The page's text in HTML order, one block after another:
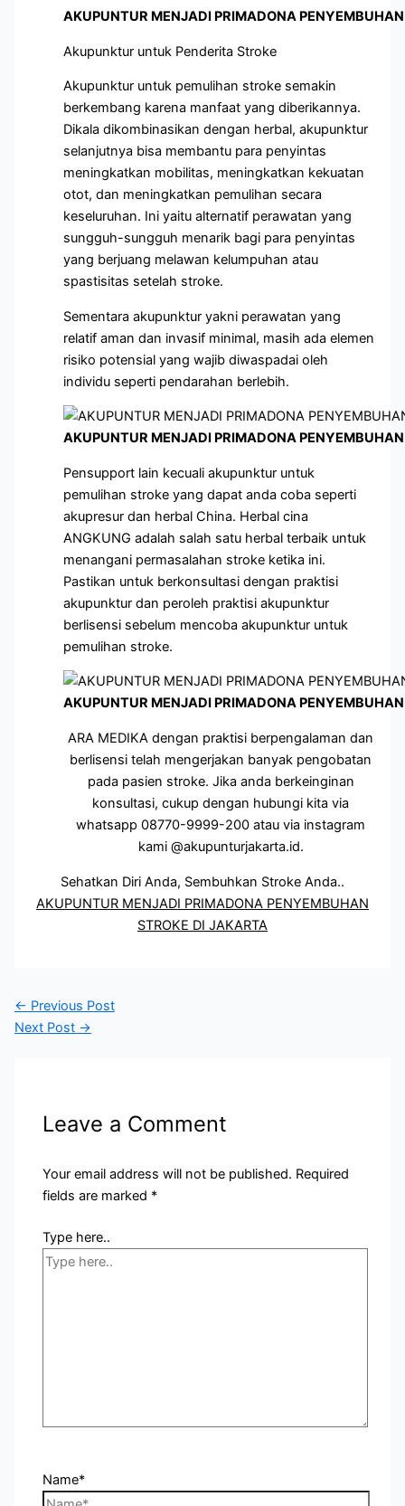
AKUPUNTUR MENJADI PRIMADONA
Akupunktur untuk Penderita Stroke
Akupunktur untuk pemulihan stroke semakin
berkembang karena manfaat yang diberikannya.
Dikala dikombinasikan dengan herbal, akupunktur
selanjutnya bisa membantu para penyintas
meningkatkan mobilitas, meningkatkan kekuatan
otot, dan meningkatkan pemulihan secara
keseluruhan. Ini yaitu alternatif perawatan yang
sungguh-sungguh menarik bagi para penyintas
yang berjuang melawan kelumpuhan atau
spastisitas setelah stroke.
Sementara akupunktur yakni perawatan yang
relatif aman dan invasif minimal, masih ada elemen
risiko potensial yang wajib diwaspadai oleh
individu seperti pendarahan berlebih.
AKUPUNTUR MENJADI PRIMADONA
Pensupport lain kecuali akupunktur untuk
pemulihan stroke yang dapat anda coba seperti
akupresur dan herbal China. Herbal cina
ANGKUNG adalah salah satu herbal terbaik untuk
menangani permasalahan stroke ketika ini.
Pastikan untuk berkonsultasi dengan praktisi
akupunktur dan peroleh praktisi akupunktur
berlisensi sebelum mencoba akupunktur untuk
pemulihan stroke.
AKUPUNTUR MENJADI PRIMADONA
ARA MEDIKA dengan praktisi berpengalaman dan
berlisensi telah mengerjakan banyak pengobatan
pada pasien stroke. Jika anda berkeinginan
konsultasi, cukup dengan hubungi kita via
whatsapp 08770-9999-200 atau via instagram
kami @akupunturjakarta.id.
Sehatkan Diri Anda, Sembuhkan Stroke Anda..
AKUPUNTUR MENJADI PRIMADONA PENYEMBUHAN
STROKE DI JAKARTA
← Previous Post
Next Post →
Leave a Comment
Your email address will not be published. Required
fields are marked *
Type here..
Name*